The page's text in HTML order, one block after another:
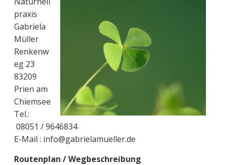
praxis
Gabriela
Müller
Renkenw
eg 23
83209
Prien am
Chiemsee
Tel.:
08051 / 9646834
E-Mail : info@gabrielamueller.de
Routenplan / Wegbeschreibung